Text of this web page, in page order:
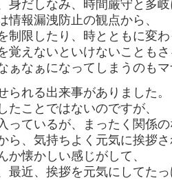
身だしなみ、時間厳守と多
情報漏洩防止の観点から、
制限したり、時とともに変
覚えないといけないことも
ぁなぁになってしまうのも
られる出来事がありました。
たことではないのですが、
っているが、まったく関係
ら、気持ちよく元気に挨拶
か懐かしい感じがして、
最近、挨拶を元気にしてた